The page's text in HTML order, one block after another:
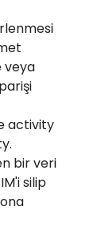
veya
activity
bir veri
silip